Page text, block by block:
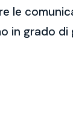
le
in grado